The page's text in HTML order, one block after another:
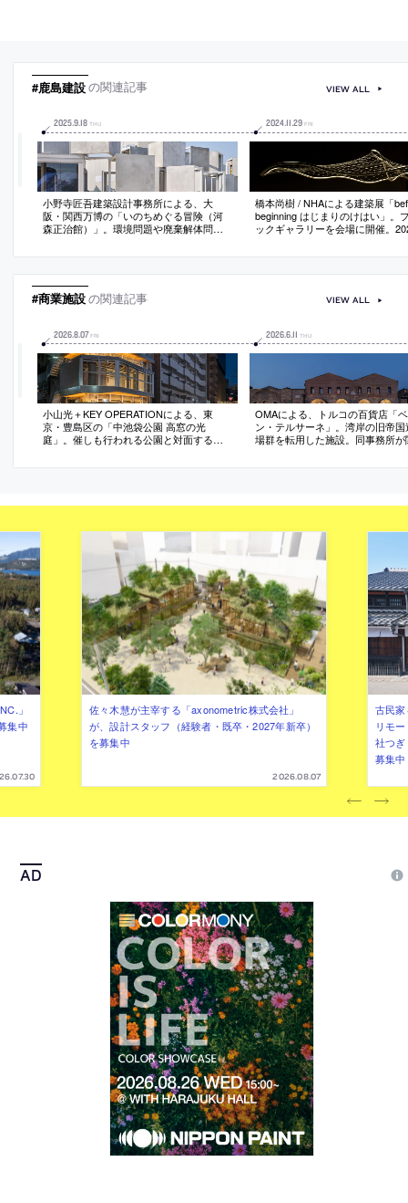
#鹿島建設の関連記事
2025.9.18 THU
小野寺匠吾建築設計事務所による、大
阪・関西万博の「いのちめぐる冒険（河
森正治館）」。環境問題や廃棄解体問題
視化を目指し、海運規格の輸送性の高い
クリート、分解や再構築の効率が高い構
造システム、で造る建築を考案
2024.11 29 FRI
橋本尚樹 / NHAによる建築展「
beginning はじまりのけはい」。
ックギャラリーを会場に開催。
とした展示。同建築は、生物学者
本設計などを手掛ける
VIEW ALL
#商業施設の関連記事
2026.8.07 FRI
小山光＋KEY OPERATIONによる、東
京・豊島区の「中池袋公園 高窓の光
庭」。催しも行われる公園と対面する敷
む”ファサードを意図し、高窓部分を後退
積の最大化も実現
2026.6.11 THU
OMAによる、トルコの百貨店「
ン・テルサーネ」。湾岸の旧帝国
場群を転用した施設。同事務所が
として、既存躯体の中に複数の構
VIEW ALL
」
集中
佐々木慧が主宰する「axonometric株式会社」
が、設計スタッフ（経験者・既卒・2027年新卒）
を募集中
2026.08.07
古民
リモ
社つ
募集中